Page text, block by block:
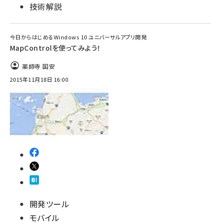
技術解説
今日からはじめるWindows 10 ユニバーサルアプリ開発
MapControlを使ってみよう！
薬師寺 国安
2015年11月18日 16:00
開発ツール
モバイル